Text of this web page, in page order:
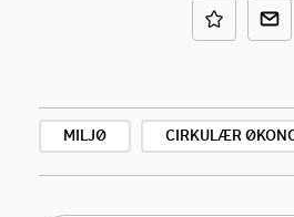
MILJØ CIRKULÆR